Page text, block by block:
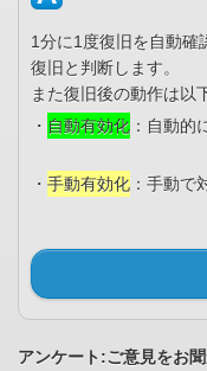
1分に1度復旧を自動確
復旧と判断します。
また復旧後の動作は以
・ 自動有効化 ：自動的
・ 手動有効化 ：手動で
アンケート:ご意見をお